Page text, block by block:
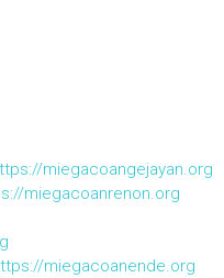
miegacoangejayan.org
miegacoanrenon.org
miegacoanende.org